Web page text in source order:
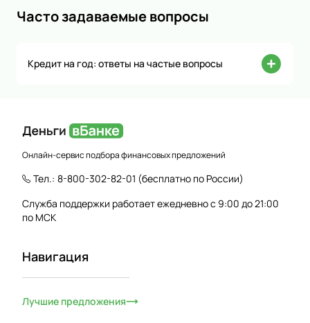
Часто задаваемые вопросы
Кредит на год: ответы на частые вопросы
Онлайн-сервис подбора финансовых предложений
Тел.: 8-800-302-82-01 (бесплатно по России)
Служба поддержки работает ежедневно с 9:00 до 21:00
по МСК
Навигация
Лучшие предложения